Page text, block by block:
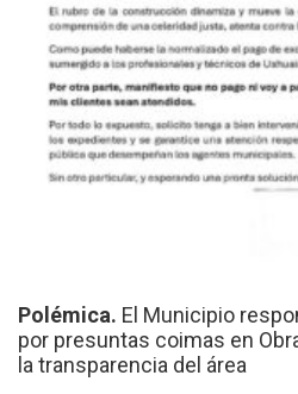
Polémica. El Municipio
por presuntas coimas en
la transparencia del área